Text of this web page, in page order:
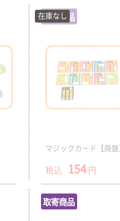
取寄商品
マジックカード【廃盤
税込 154 円
在庫なし
取寄商品